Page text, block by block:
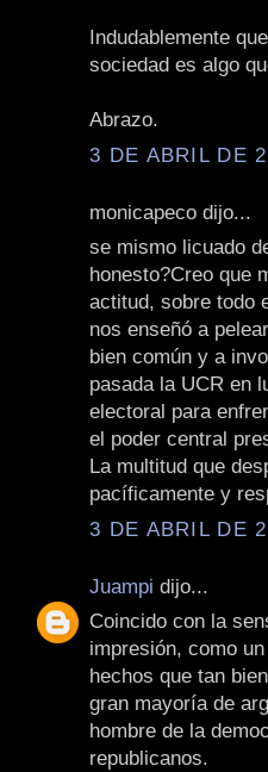
Indudablemente
sociedad es algo
Abrazo.
3 DE ABRIL DE
monicapeco dijo...
se mismo licuado
honesto?Creo que
actitud, sobre todo
nos enseñó a
bien común y a
pasada la UCR en
electoral para
el poder central
La multitud que
pacíficamente y
3 DE ABRIL DE
Juampi dijo...
Coincido con la
impresión, como
hechos que tan
gran mayoría de
hombre de la
republicanos.